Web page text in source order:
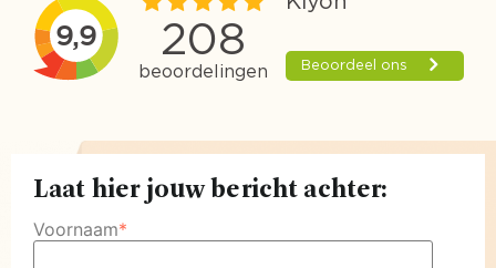
Laat hier jouw bericht achter:
Voornaam*